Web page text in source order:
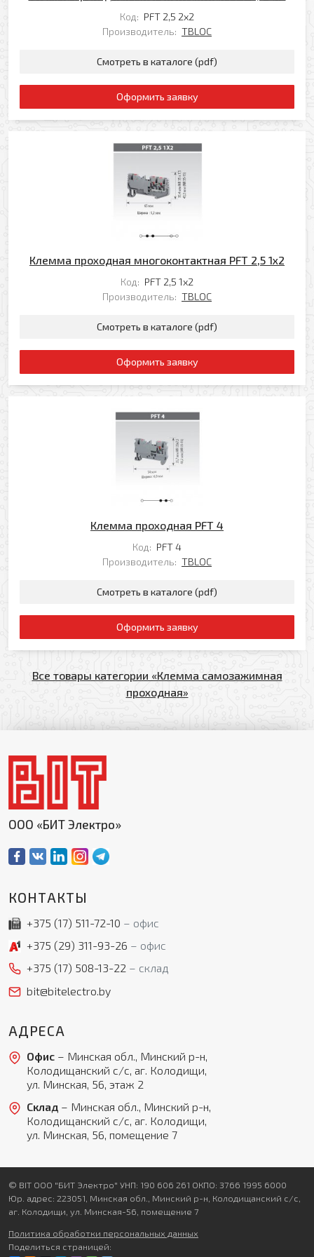
Код: PFT 2,5 2x2
Производитель: TBLOC
Смотреть в каталоге (pdf)
Оформить заявку
Клемма проходная многоконтактная PFT 2,5 1x2
Код: PFT 2,5 1x2
Производитель: TBLOC
Смотреть в каталоге (pdf)
Оформить заявку
Клемма проходная PFT 4
Код: PFT 4
Производитель: TBLOC
Смотреть в каталоге (pdf)
Оформить заявку
Все товары категории «Клемма самозажимная
проходная»
ООО «БИТ Электро»
КОНТАКТЫ
+375 (17) 511-72-10
офис
+375 (29) 311-93-26
офис
+375 (17) 508-13-22
склад
bit@bitelectro.by
АДРЕСА
Офис– Минская обл., Минский р-н,
Колодищанский с/с, аг. Колодищи,
ул. Минская, 56, этаж 2
Склад– Минская обл., Минский р-н,
Колодищанский с/с, аг. Колодищи,
ул. Минская, 56, помещение 7
© BIT ООО "БИТ Электро" УНП: 190 606 261 ОКПО: 3766 1995 6000
Юр. адрес: 223051, Минская обл., Минский р-н, Колодищанский с/с,
аг. Колодищи, ул. Минская-56, помещение 7
Политика обработки персональных данных
Поделиться страницей: